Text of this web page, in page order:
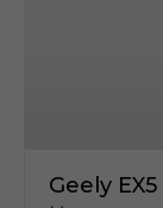
Geely EX5